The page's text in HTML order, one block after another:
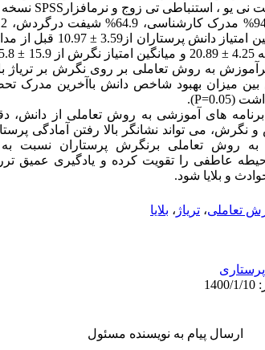
نی یو ، استنباطی تی زوج و نرم­افزار SPSS نسخه ۲۰ تجزیه وتحلیل شدند.
میزان بهبود شاخص دانش باآخرین مدرک
(P=0.05)
.
برنامه های آموزشی به روش تعاملی از
نگرش، می تواند نشانگر بالا رفتن آمادگی
روش تعاملی برنگرش پرستاران نسبت به
عاطفی را تقویت کرده و یادگیری عمیق
و بلایا شود.
تعاملی، تریاژ ، بلایا
پرستاری
ارسال پیام به نویسنده مسئول